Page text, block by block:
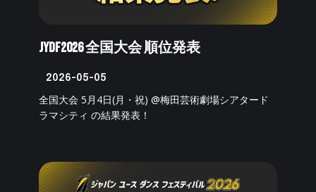
JYDF2026 全国大会 順位発表
2026-05-05
全国大会 5月4日(月・祝) @梅田芸術劇場シアタード
ラマシティ の結果発表！